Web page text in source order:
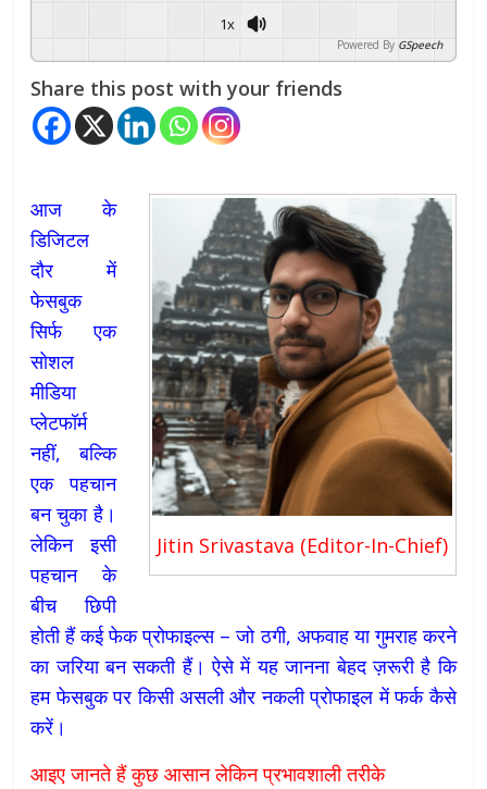
1x
Powered By GSpeech
Share this post with your friends
Jitin Srivastava (Editor-In-Chief)
आज के
डिजिटल
दौर में
फेसबुक
सिर्फ एक
सोशल
मीडिया
प्लेटफॉर्म
नहीं, बल्कि
एक पहचान
बन चुका है।
लेकिन इसी
पहचान के
बीच छिपी
होती हैं कई फेक प्रोफाइल्स – जो ठगी, अफवाह या गुमराह करने
का जरिया बन सकती हैं। ऐसे में यह जानना बेहद ज़रूरी है कि
हम फेसबुक पर किसी असली और नकली प्रोफाइल में फर्क कैसे
करें।
आइए जानते हैं कुछ आसान लेकिन प्रभावशाली तरीके